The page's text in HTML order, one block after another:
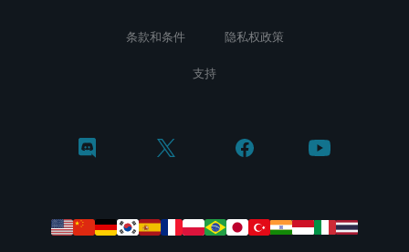
条款和条件 隐私权政策
支持